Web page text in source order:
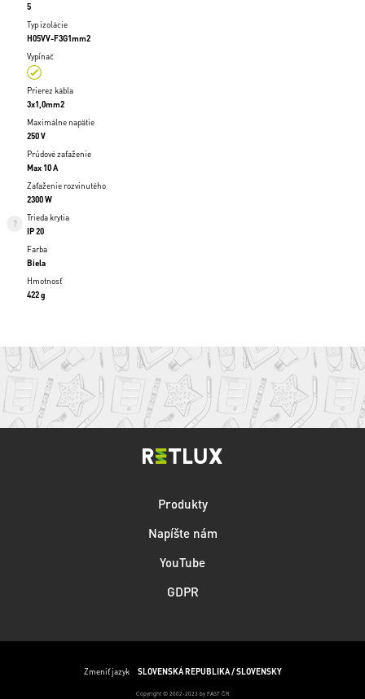
5
Typ izolácie
H05VV-F3G1mm2
Vypínač
Prierez kábla
3x1,0mm2
Maximálne napätie
250 V
Prúdové zaťaženie
Max 10 A
Zaťaženie rozvinutého
2300 W
Trieda krytia
IP 20
Farba
Biela
Hmotnosť
422 g
Produkty
Napíšte nám
YouTube
GDPR
Zmeniť jazyk SLOVENSKÁ REPUBLIKA / SLOVENSKY
Copyright © 2002-2023 by FAST ČR